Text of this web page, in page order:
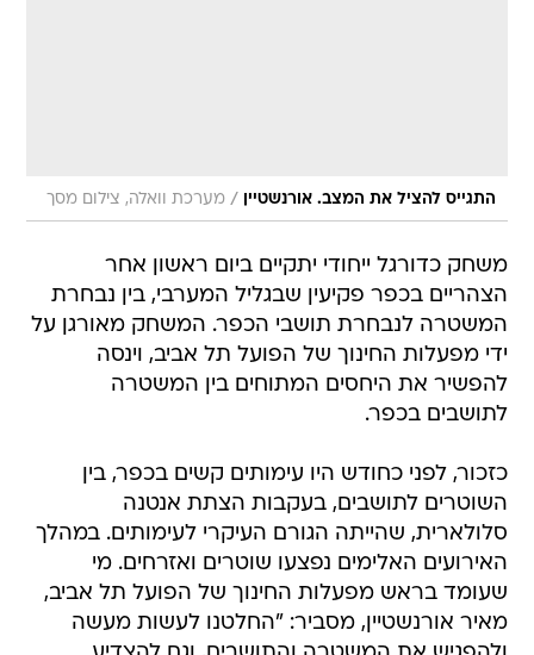
התגייס להציל את המצב. אורנשטיין / מערכת וואלה, צילום מסך
משחק כדורגל ייחודי יתקיים ביום ראשון אחר
הצהריים בכפר פקיעין שבגליל המערבי, בין נבחרת
המשטרה לנבחרת תושבי הכפר. המשחק מאורגן על
ידי מפעלות החינוך של הפועל תל אביב, וינסה
להפשיר את היחסים המתוחים בין המשטרה
לתושבים בכפר.
כזכור, לפני כחודש היו עימותים קשים בכפר, בין
השוטרים לתושבים, בעקבות הצתת אנטנה
סלולארית, שהייתה הגורם העיקרי לעימותים. במהלך
האירועים האלימים נפצעו שוטרים ואזרחים. מי
שעומד בראש מפעלות החינוך של הפועל תל אביב,
מאיר אורנשטיין, מסביר: "החלטנו לעשות מעשה